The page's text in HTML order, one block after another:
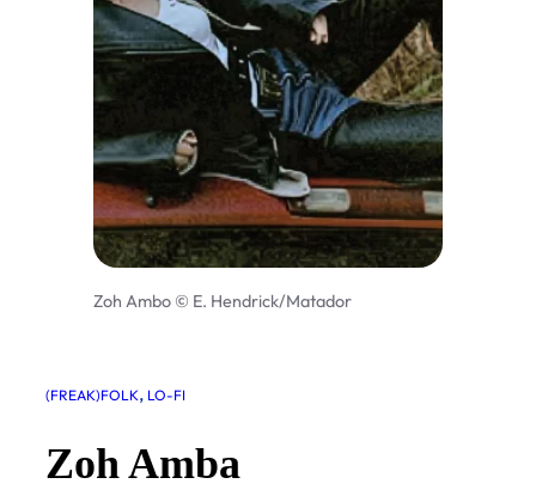
Zoh Ambo © E. Hendrick/Matador
(FREAK)FOLK, LO-FI
Zoh Amba